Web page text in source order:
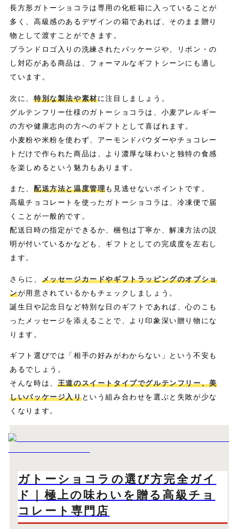
長方形ガトーショコラは専用の化粧箱に入っていることが
多く、高級感のあるデザインの箱であれば、そのまま贈り
物として渡すことができます。
ブランドロゴ入りの洗練されたパッケージや、リボン・の
し対応がある商品は、フォーマルなギフトシーンにも適し
ています。
次に、 特別な製法や素材に注目しましょう。
グルテンフリー仕様のガトーショコラは、小麦アレルギー
の方や健康志向の方へのギフトとして喜ばれます。
小麦粉や米粉を使わず、アーモンドパウダーやチョコレー
トだけで作られた商品は、より濃厚な味わいと独特の食感
を楽しめるという魅力もあります。
また、 配送方法と温度管理も見逃せないポイントです。
高級チョコレートを使ったガトーショコラは、冷凍便で届
くことが一般的です。
配送日時の指定ができるか、梱包は丁寧か、解凍方法の説
明が付いているかなども、ギフトとしての完成度を左右し
ます。
さらに、 メッセージカードやギフトラッピングのオプショ
ンが用意されているかもチェックしましょう。
誕生日や記念日など特別な日のギフトであれば、心のこも
ったメッセージを添えることで、より印象深い贈り物にな
ります。
ギフト選びでは「相手の好みがわからない」という不安も
あるでしょう。
そんな時は、 王道のスイートタイプでグルテンフリー、美
しいパッケージ入りという組み合わせを選ぶと失敗が少な
くなります。
ガトーショコラの選び方完全ガイ
ド｜極上の味わいを贈る高級チョ
コレート専門店